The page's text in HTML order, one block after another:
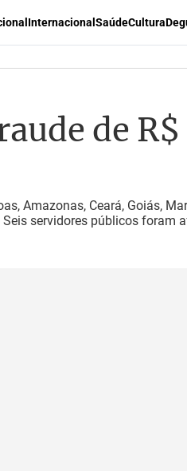
Internacional SaúdeCultura
de
Amazonas, Ceará, Goiás,
Seis servidores públicos foram